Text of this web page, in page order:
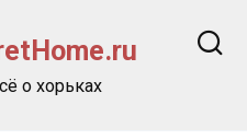
о хорьках